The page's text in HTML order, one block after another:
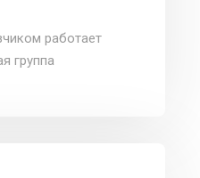
работает
группа